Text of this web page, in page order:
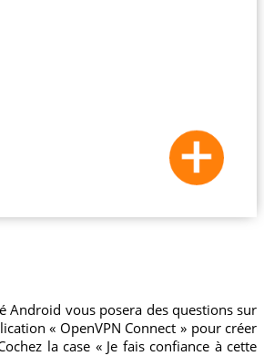
Android vous posera des questions sur
« OpenVPN Connect » pour créer
la case « Je fais confiance à cette